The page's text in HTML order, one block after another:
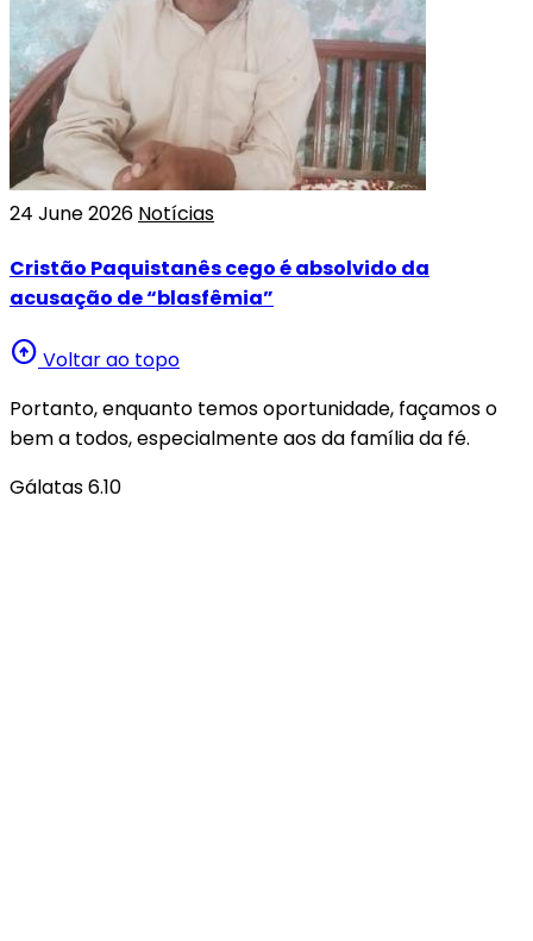
24 June 2026 Notícias
Cristão Paquistanês cego é absolvido da
acusação de “blasfêmia”
arrow_circle_up Voltar ao topo
Portanto, enquanto temos oportunidade, façamos o
bem a todos, especialmente aos da família da fé.
Gálatas 6.10